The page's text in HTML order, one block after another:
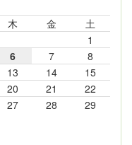
木 金
土
1
6 7
8
13 14
15
20 21
22
27 28
29